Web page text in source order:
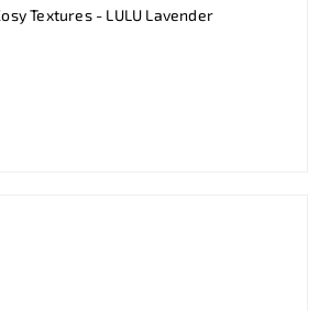
Textures - LULU Lavender